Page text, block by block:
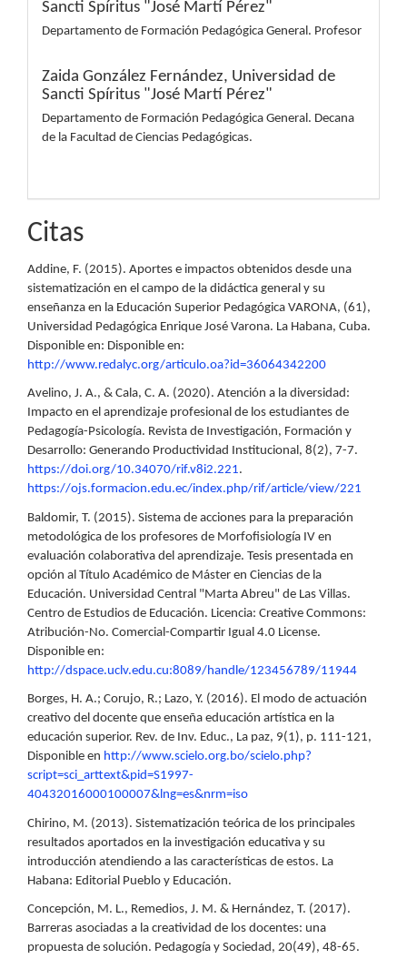
Sancti Spíritus "José Martí Pérez"
Departamento de Formación Pedagógica General. Profesor
Zaida González Fernández, Universidad de
Sancti Spíritus "José Martí Pérez"
Departamento de Formación Pedagógica General. Decana
de la Facultad de Ciencias Pedagógicas.
Citas
Addine, F. (2015). Aportes e impactos obtenidos desde una
sistematización en el campo de la didáctica general y su
enseñanza en la Educación Superior Pedagógica VARONA, (61),
Universidad Pedagógica Enrique José Varona. La Habana, Cuba.
Disponible en: Disponible en:
http://www.redalyc.org/articulo.oa?id=36064342200
Avelino, J. A., & Cala, C. A. (2020). Atención a la diversidad:
Impacto en el aprendizaje profesional de los estudiantes de
Pedagogía-Psicología. Revista de Investigación, Formación y
Desarrollo: Generando Productividad Institucional, 8(2), 7-7.
https://doi.org/10.34070/rif.v8i2.221.
https://ojs.formacion.edu.ec/index.php/rif/article/view/221
Baldomir, T. (2015). Sistema de acciones para la preparación
metodológica de los profesores de Morfofisiología IV en
evaluación colaborativa del aprendizaje. Tesis presentada en
opción al Título Académico de Máster en Ciencias de la
Educación. Universidad Central "Marta Abreu" de Las Villas.
Centro de Estudios de Educación. Licencia: Creative Commons:
Atribución-No. Comercial-Compartir Igual 4.0 License.
Disponible en:
http://dspace.uclv.edu.cu:8089/handle/123456789/11944
Borges, H. A.; Corujo, R.; Lazo, Y. (2016). El modo de actuación
creativo del docente que enseña educación artística en la
educación superior. Rev. de Inv. Educ., La paz, 9(1), p. 111-121,
Disponible en http://www.scielo.org.bo/scielo.php?
script=sci_arttext&pid=S1997-
40432016000100007&lng=es&nrm=iso
Chirino, M. (2013). Sistematización teórica de los principales
resultados aportados en la investigación educativa y su
introducción atendiendo a las características de estos. La
Habana: Editorial Pueblo y Educación.
Concepción, M. L., Remedios, J. M. & Hernández, T. (2017).
Barreras asociadas a la creatividad de los docentes: una
propuesta de solución. Pedagogía y Sociedad, 20(49), 48-65.